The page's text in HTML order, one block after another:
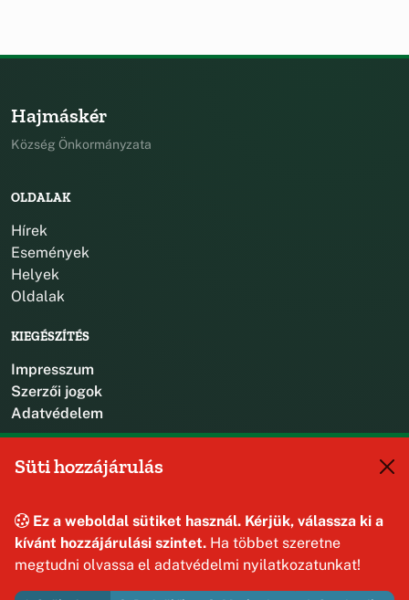
Hajmáskér
Község Önkormányzata
OLDALAK
Hírek
Események
Helyek
Oldalak
KIEGÉSZÍTÉS
Impresszum
Szerzői jogok
Adatvédelem
8192 Hajmáskér, Kossuth Lajos u. 31.
Süti hozzájárulás
Ez a weboldal sütiket használ. Kérjük, válassza ki a
kívánt hozzájárulási szintet. Ha többet szeretne
megtudni olvassa el adatvédelmi nyilatkozatunkat!